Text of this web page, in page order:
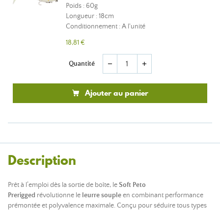
Poids : 60g
Longueur : 18cm
Conditionnement : A l'unité
18,81 €
Quantité remove add
Ajouter au panier
Description
Prêt à l’emploi dès la sortie de boîte, leSoft Peto
Prerigged révolutionne le leurre soupleen combinant performance
prémontée et polyvalence maximale. Conçu pour séduire tous types